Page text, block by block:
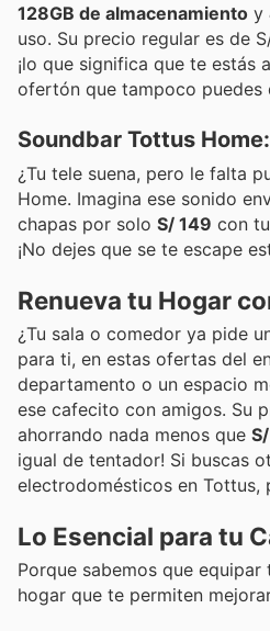
128GB de almacenamiento y
uso. Su precio regular es de
¡lo que significa que te
ofertón que tampoco puedes
Soundbar Tottus
¿Tu tele suena, pero le falta
Home. Imagina ese sonido
chapas por solo S/ 149 con
¡No dejes que se te escape
Renueva tu Hogar
¿Tu sala o comedor ya pide
para ti, en estas ofertas del
departamento o un espacio
ese cafecito con amigos. Su
ahorrando nada menos que
igual de tentador! Si buscas
electrodomésticos en Tottus,
Lo Esencial para tu
Porque sabemos que
hogar que te permiten